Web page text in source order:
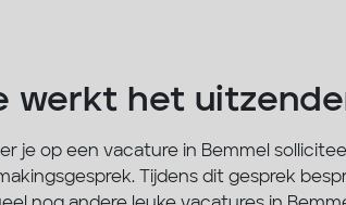
werkt het
je op een vacature in Bemmel
Tijdens dit gesprek